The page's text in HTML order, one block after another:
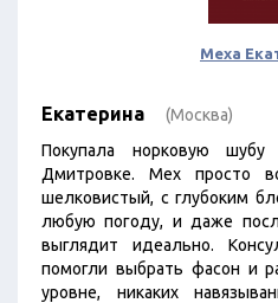
Меха
Екатерина (Москва)
Покупала норковую
Дмитровке. Мех просто
шелковистый, с глубоким
любую погоду, и даже
выглядит идеально.
помогли выбрать фасон и
уровне, никаких